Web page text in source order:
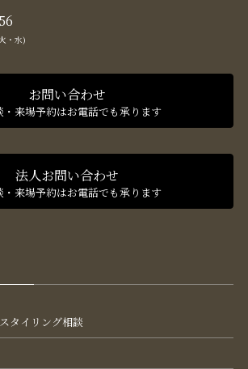
・水)
お問い合わせ
・来場予約はお電話でも承ります
法人お問い合わせ
・来場予約はお電話でも承ります
タイリング​相談